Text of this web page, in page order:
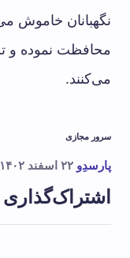
نگهبانان خاموش
محافظت نموده و
می‌کنند.
سرور مجازی
پارسدِو ۲۲ اسفند ۱۴۰۲
اشتراک‌گذاری